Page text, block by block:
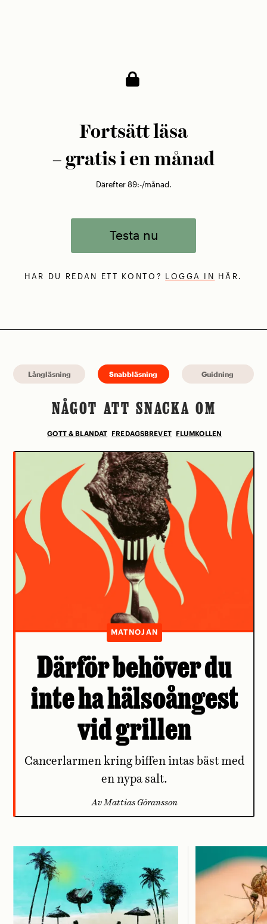
Fortsätt läsa
– gratis i en månad
Därefter 89:-/månad.
Testa nu
HAR DU REDAN ETT KONTO? LOGGA IN HÄR.
Långläsning Snabbläsning Guidning
NÅGOT ATT SNACKA OM
GOTT & BLANDAT FREDAGSBREVET FLUMKOLLEN
MATNOJAN
Därför behöver du
inte ha hälsoångest
vid grillen
Cancerlarmen kring biffen intas bäst med
en nypa salt.
Av Mattias Göransson